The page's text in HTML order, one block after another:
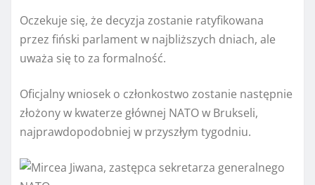
Oczekuje się, że decyzja zostanie ratyfikowana
przez fiński parlament w najbliższych dniach, ale
uważa się to za formalność.
Oficjalny wniosek o członkostwo zostanie następnie
złożony w kwaterze głównej NATO w Brukseli,
najprawdopodobniej w przyszłym tygodniu.